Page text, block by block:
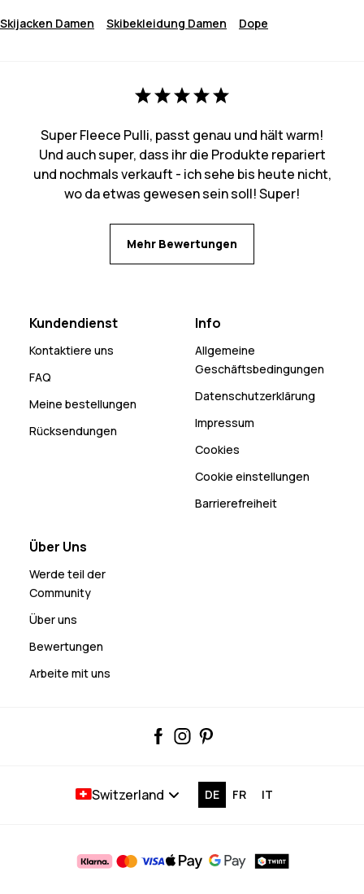
Skijacken Damen Skibekleidung Damen Dope
Super Fleece Pulli, passt genau und hält warm!
Und auch super, dass ihr die Produkte repariert
und nochmals verkauft - ich sehe bis heute nicht,
wo da etwas gewesen sein soll! Super!
Mehr Bewertungen
Kundendienst
Kontaktiere uns
FAQ
Meine bestellungen
Rücksendungen
Info
Allgemeine
Geschäftsbedingungen
Datenschutzerklärung
Impressum
Cookies
Cookie einstellungen
Barrierefreiheit
Über Uns
Werde teil der
Community
Über uns
Bewertungen
Arbeite mit uns
DE FR IT
Switzerland